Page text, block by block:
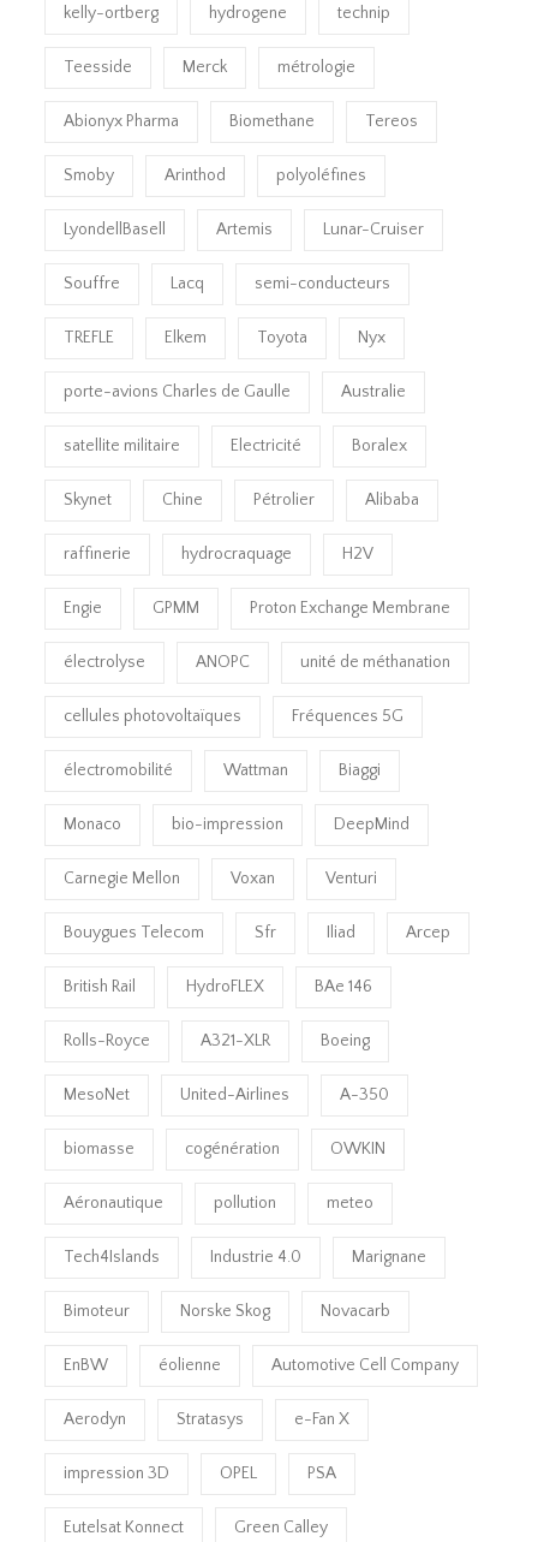
kelly-ortberg hydrogene technip
Teesside Merck métrologie
Abionyx Pharma Biomethane Tereos
Smoby Arinthod polyoléfines
LyondellBasell Artemis Lunar-Cruiser
Souffre Lacq semi-conducteurs
TREFLE Elkem Toyota Nyx
porte-avions Charles de Gaulle Australie
satellite militaire Electricité Boralex
Skynet Chine Pétrolier Alibaba
raffinerie hydrocraquage H2V
Engie GPMM Proton Exchange Membrane
électrolyse ANOPC unité de méthanation
cellules photovoltaïques Fréquences 5G
électromobilité Wattman Biaggi
Monaco bio-impression DeepMind
Carnegie Mellon Voxan Venturi
Bouygues Telecom Sfr Iliad Arcep
British Rail HydroFLEX BAe 146
Rolls-Royce A321-XLR Boeing
MesoNet United-Airlines A-350
biomasse cogénération OWKIN
Aéronautique pollution meteo
Tech4Islands Industrie 4.0 Marignane
Bimoteur Norske Skog Novacarb
EnBW éolienne Automotive Cell Company
Aerodyn Stratasys e-Fan X
impression 3D OPEL PSA
Eutelsat Konnect Green Calley